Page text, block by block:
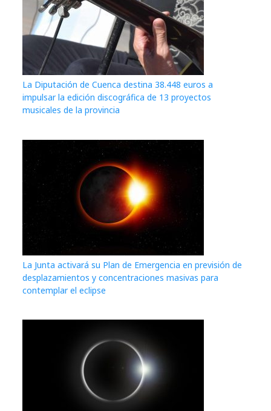
La Diputación de Cuenca destina 38.448 euros a
impulsar la edición discográfica de 13 proyectos
musicales de la provincia
La Junta activará su Plan de Emergencia en previsión de
desplazamientos y concentraciones masivas para
contemplar el eclipse